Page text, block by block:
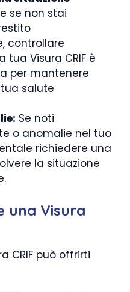
se non stai
controllare
Visura CRIF è
per mantenere
salute
Se noti
o anomalie nel tuo
richiedere una
la situazione
una Visura
CRIF può offrirti